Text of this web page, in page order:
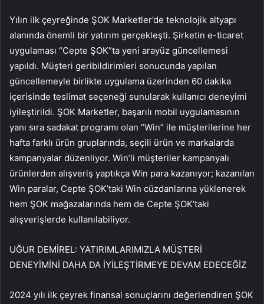
Yılın ilk çeyreğinde ŞOK Marketler’de teknolojik altyapı
alanında önemli bir yatırım gerçekleşti. Şirketin e-ticaret
uygulaması “Cepte ŞOK”ta yeni arayüz güncellemesi
yapıldı. Müşteri geribildirimleri sonucunda yapılan
güncellemeyle birlikte uygulama üzerinden 60 dakika
içerisinde teslimat seçeneği sunularak kullanıcı deneyimi
iyileştirildi. ŞOK Marketler, başarılı mobil uygulamasının
yanı sıra sadakat programı olan “Win” ile müşterilerine her
hafta farklı ürün gruplarında, seçili ürün ve markalarda
kampanyalar düzenliyor. Win’li müşteriler kampanyalı
ürünlerden alışveriş yaptıkça Win para kazanıyor; kazanılan
Win paralar, Cepte ŞOK’taki Win cüzdanlarına yüklenerek
hem ŞOK mağazalarında hem de Cepte ŞOK’taki
alışverişlerde kullanılabiliyor.
UĞUR DEMİREL: YATIRIMLARIMIZLA MÜŞTERİ
DENEYİMİNİ DAHA DA İYİLEŞTİRMEYE DEVAM EDECEĞİZ
2024 yılı ilk çeyrek finansal sonuçlarını değerlendiren ŞOK